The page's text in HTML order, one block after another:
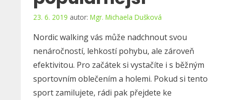
23. 6. 2019 autor: Mgr. Michaela Dušková
Nordic walking vás může nadchnout svou
nenáročností, lehkostí pohybu, ale zároveň
efektivitou. Pro začátek si vystačíte i s běžným
sportovním oblečením a holemi. Pokud si tento
sport zamilujete, rádi pak přejdete ke